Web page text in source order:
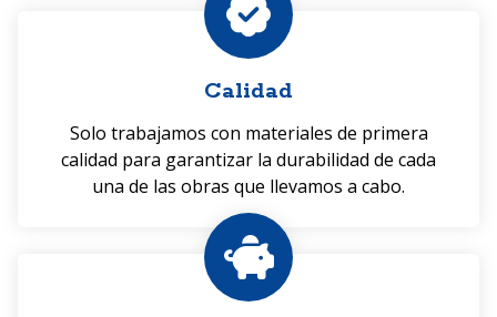
Calidad
Solo trabajamos con materiales de primera
calidad para garantizar la durabilidad de cada
una de las obras que llevamos a cabo.